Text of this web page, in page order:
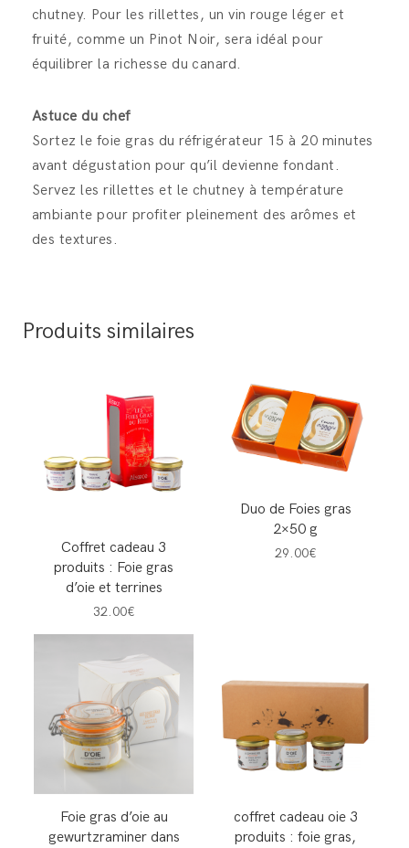
chutney. Pour les rillettes, un vin rouge léger et
fruité, comme un Pinot Noir, sera idéal pour
équilibrer la richesse du canard.
Astuce du chef
Sortez le foie gras du réfrigérateur 15 à 20 minutes
avant dégustation pour qu’il devienne fondant.
Servez les rillettes et le chutney à température
ambiante pour profiter pleinement des arômes et
des textures.
Produits similaires
Coffret cadeau 3
produits : Foie gras
d’oie et terrines
32.00€
Duo de Foies gras
2×50 g
29.00€
Foie gras d’oie au
gewurtzraminer dans
coffret cadeau oie 3
produits : foie gras,